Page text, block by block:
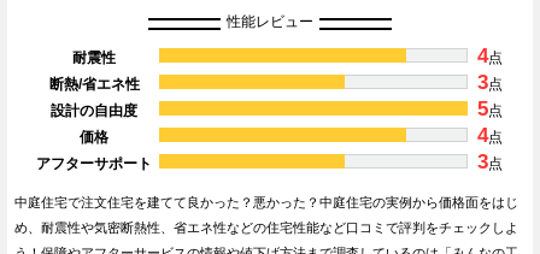
性能レビュー
耐震性 4点
断熱/省エネ性
3点
設計の自由度
5点
価格
4点
アフターサポート
3点
中庭住宅で注文住宅を建てて良かった？悪かった？中庭住宅の実例から価格面をはじ
め、耐震性や気密断熱性、省エネ性などの住宅性能など口コミで評判をチェックしよ